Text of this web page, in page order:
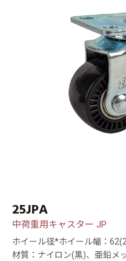
25JPA
中荷重用キャスター JP
ホイール径*ホイール幅：
材質：ナイロン(黒)、亜鉛メ